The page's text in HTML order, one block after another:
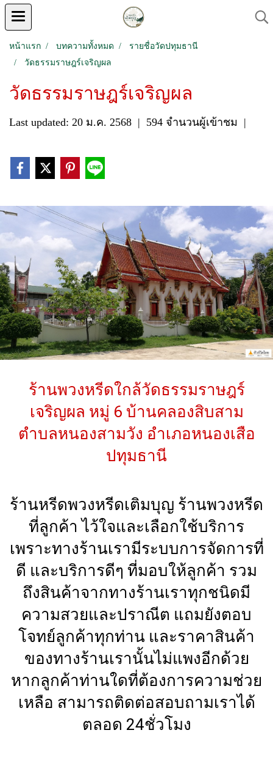
หน้าแรก บทความทั้งหมด
รายชื่อวัดปทุมธานี
วัดธรรมราษฎร์เจริญผล
วัดธรรมราษฎร์เจริญผล
Last updated: 20 ม.ค. 2568 | 594 จำนวนผู้เข้าชม |
ร้านพวงหรีดใกล้วัดธรรมราษฎร์
เจริญผล หมู่ 6 บ้านคลองสิบสาม
ตำบลหนองสามวัง อำเภอหนองเสือ
ปทุมธานี
ร้านหรีดพวงหรีดเติมบุญ ร้านพวงหรีด
ที่ลูกค้า ไว้ใจและเลือกใช้บริการ
เพราะทางร้านเรามีระบบการจัดการที่
ดี และบริการดีๆ ที่มอบให้ลูกค้า รวม
ถึงสินค้าจากทางร้านเราทุกชนิดมี
ความสวยและปราณีต แถมยังตอบ
โจทย์ลูกค้าทุกท่าน และราคาสินค้า
ของทางร้านเรานั้นไม่แพงอีกด้วย
หากลูกค้าท่านใดที่ต้องการความช่วย
เหลือ สามารถติดต่อสอบถามเราได้
ตลอด 24ชั่วโมง